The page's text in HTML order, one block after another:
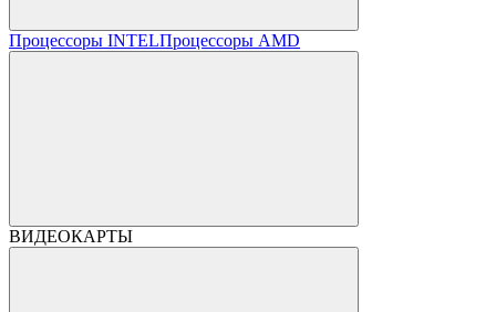
Процессоры INTELПроцессоры AMD
ВИДЕОКАРТЫ